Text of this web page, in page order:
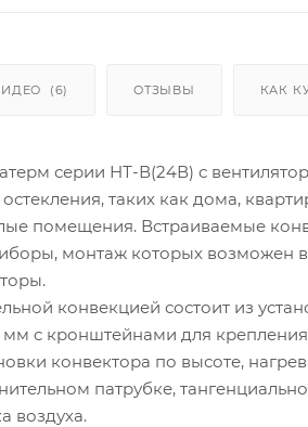
(6) ОТЗЫВЫ КАК
серии НТ-В(24В) с
таких как дома,
помещения. Встраиваемые
монтаж которых возможен
конвекцией состоит из
с кронштейнами для
конвектора по высоте,
патрубке,
воздуха.